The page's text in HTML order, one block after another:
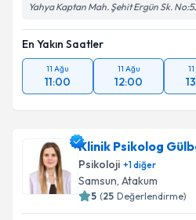
Yahya Kaptan Mah. Şehit Ergün Sk.
En Yakın Saatler
11 Ağu
11:00
11 Ağu
12:00
Klinik Psikolog
Psikoloji +1diğer
Samsun, Atakum
5 (25 Değerlendirme)